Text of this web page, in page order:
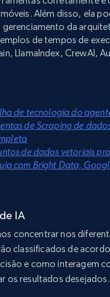
Além disso, ela
da
de tempos de
LlamaIndex, CrewAI,
de tecnologia do
de Scraping de
de dados vetoriais
com Bright Data,
IA
concentrar nos
classificados de
e como interagem
os resultados desejados.